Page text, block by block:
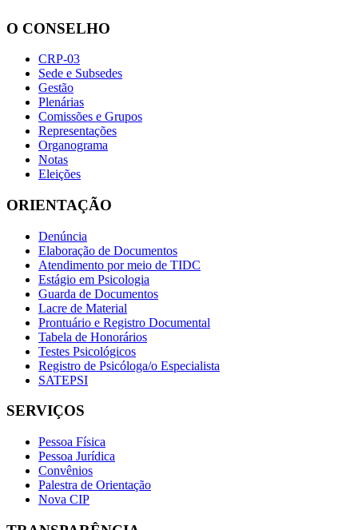
O CONSELHO
CRP-03
Sede e Subsedes
Gestão
Plenárias
Comissões e Grupos
Representações
Organograma
Notas
Eleições
ORIENTAÇÃO
Denúncia
Elaboração de Documentos
Atendimento por meio de TIDC
Estágio em Psicologia
Guarda de Documentos
Lacre de Material
Prontuário e Registro Documental
Tabela de Honorários
Testes Psicológicos
Registro de Psicóloga/o Especialista
SATEPSI
SERVIÇOS
Pessoa Física
Pessoa Jurídica
Convênios
Palestra de Orientação
Nova CIP